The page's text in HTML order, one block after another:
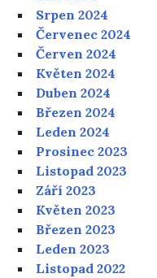
Srpen 2024
Červenec 2024
Červen 2024
Květen 2024
Duben 2024
Březen 2024
Leden 2024
Prosinec 2023
Listopad 2023
Září 2023
Květen 2023
Březen 2023
Leden 2023
Listopad 2022